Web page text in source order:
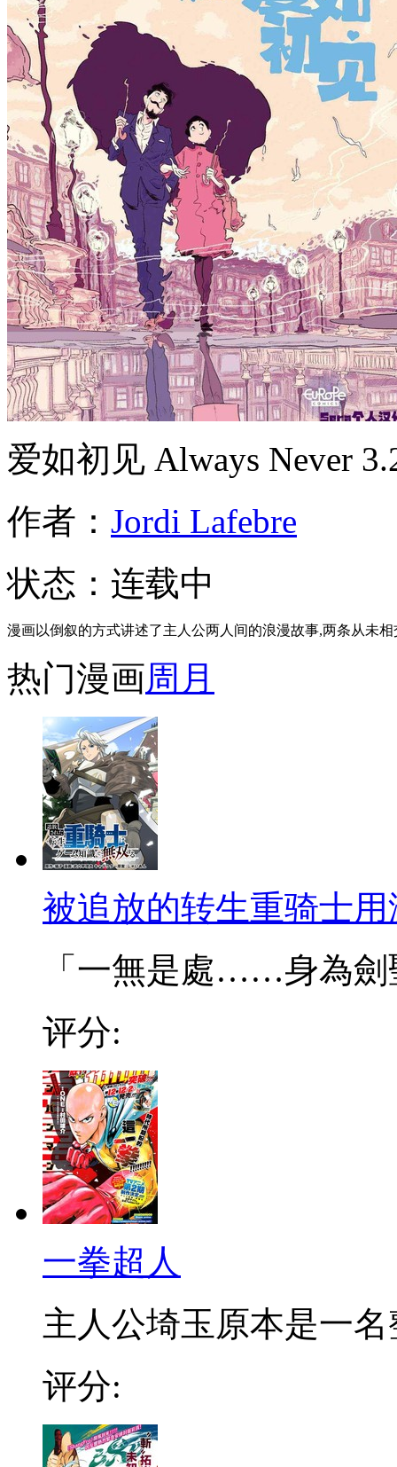
爱如初见 Always Never
作者： Jordi Lafebre
状态： 连载中
漫画以倒叙的方式讲述了主人公两人间的浪漫故事,两条从未相
热门漫画周 月
被追放的转生重骑士
「一無是處……身為劍
评分:
一拳超人
主人公埼玉原本是一名
评分: